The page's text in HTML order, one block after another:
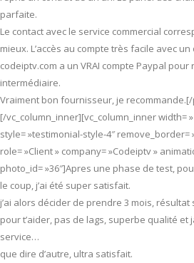
parfaite.
Le contact avec le service commercial
mieux. L’accès au compte très facile avec
codeiptv.com a un VRAI compte Paypal
intermédiaire.
Vraiment bon fournisseur, je
[/vc_column_inner][vc_column_inner width=
style= »testimonial-style-4″ remove_border=
role= »Client » company= »Codeiptv »
photo_id= »36″]Apres une phase de test,
le coup, j’ai été super satisfait.
j’ai alors décider de prendre 3 mois, résultat
pour t’aider, pas de lags, superbe qualité et
service…
que dire d’autre, ultra satisfait.